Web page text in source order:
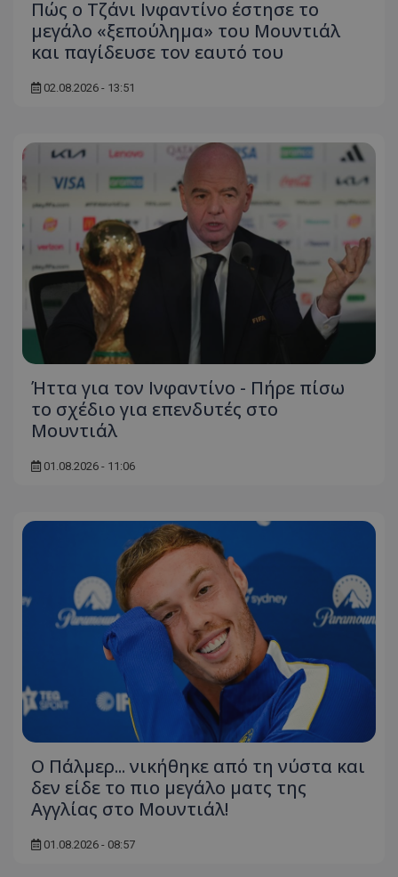
Πώς ο Τζάνι Ινφαντίνο έστησε το
μεγάλο «ξεπούλημα» του Μουντιάλ
και παγίδευσε τον εαυτό του
02.08.2026 - 13:51
Ήττα για τον Ινφαντίνο - Πήρε πίσω
το σχέδιο για επενδυτές στο
Μουντιάλ
01.08.2026 - 11:06
Ο Πάλμερ... νικήθηκε από τη νύστα και
δεν είδε το πιο μεγάλο ματς της
Αγγλίας στο Μουντιάλ!
01.08.2026 - 08:57